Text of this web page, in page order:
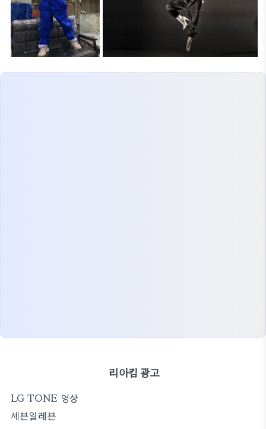
리아킴 광고
LG TONE 영상
세븐일레븐